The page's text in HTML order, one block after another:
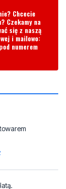
numerem